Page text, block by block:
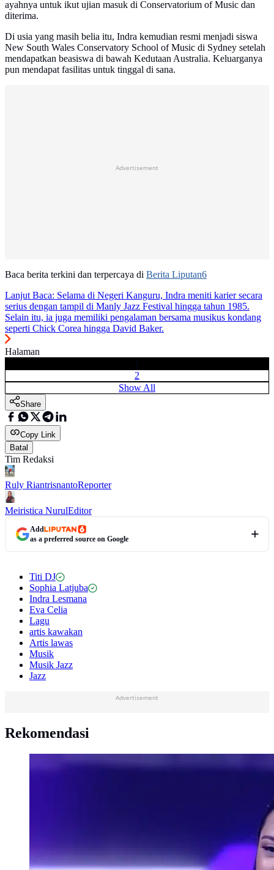
ayahnya untuk ikut ujian masuk di Conservatorium of Music dan
diterima.
Di usia yang masih belia itu, Indra kemudian resmi menjadi siswa
New South Wales Conservatory School of Music di Sydney setelah
mendapatkan beasiswa di bawah Kedutaan Australia. Keluarganya
pun mendapat fasilitas untuk tinggal di sana.
Advertisement
Baca berita terkini dan terpercaya di Berita Liputan6
Lanjut Baca: Selama di Negeri Kanguru, Indra meniti karier secara
serius dengan tampil di Manly Jazz Festival hingga tahun 1985.
Selain itu, ia juga memiliki pengalaman bersama musikus kondang
seperti Chick Corea hingga David Baker.
Halaman
2
Show All
Share
Copy Link
Batal
Tim Redaksi
Ruly RiantrisnantoReporter
Meiristica NurulEditor
Add
as a preferred source on Google
Titi DJ
Sophia Latjuba
Indra Lesmana
Eva Celia
Lagu
artis kawakan
Artis lawas
Musik
Musik Jazz
Jazz
Advertisement
Rekomendasi